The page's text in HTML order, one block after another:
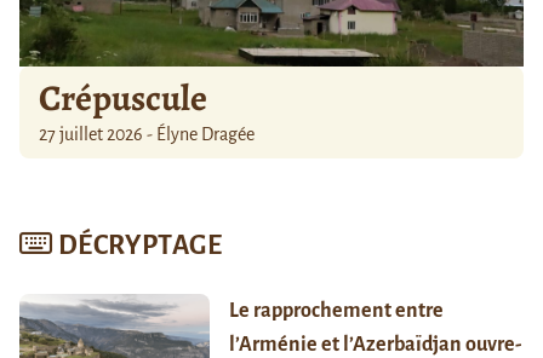
Crépuscule
27 juillet 2026 - Élyne Dragée
DÉCRYPTAGE
Le rapprochement entre
l’Arménie et l’Azerbaïdjan ouvre-